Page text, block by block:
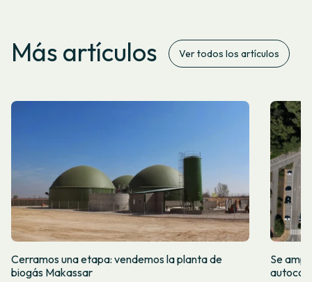
Más artículos Ver todos los artículos
Cerramos una etapa: vendemos la planta de
biogás Makassar
Se